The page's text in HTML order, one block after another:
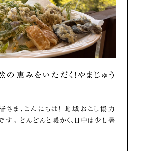
の恵みをいただく！やまじゅう
ま、こんにちは！ 地域おこし協力
。 どんどんと暖かく、日中は少し暑